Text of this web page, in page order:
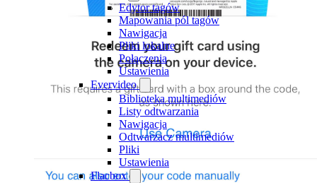
Edytor tagów
Mapowania pól tagów
Nawigacja
Pliki lokalne
Połączenia
Ustawienia
Evervideo
Biblioteka multimediów
Listy odtwarzania
Nawigacja
Odtwarzacz multimediów
Pliki
Ustawienia
Flacbox